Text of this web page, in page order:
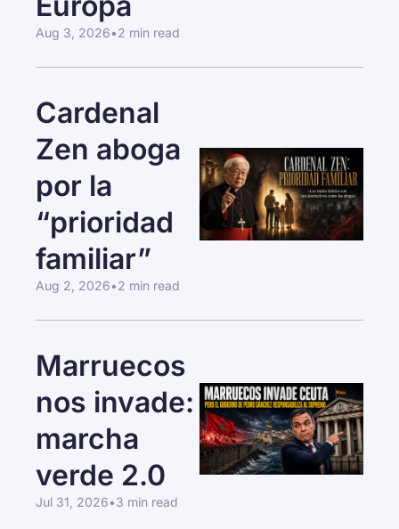
Aug 3, 2026•2 min read
Cardenal
Zen aboga
por la
“prioridad
familiar”
Aug 2, 2026•2 min read
Marruecos
nos invade:
marcha
verde 2.0
Jul 31, 2026•3 min read